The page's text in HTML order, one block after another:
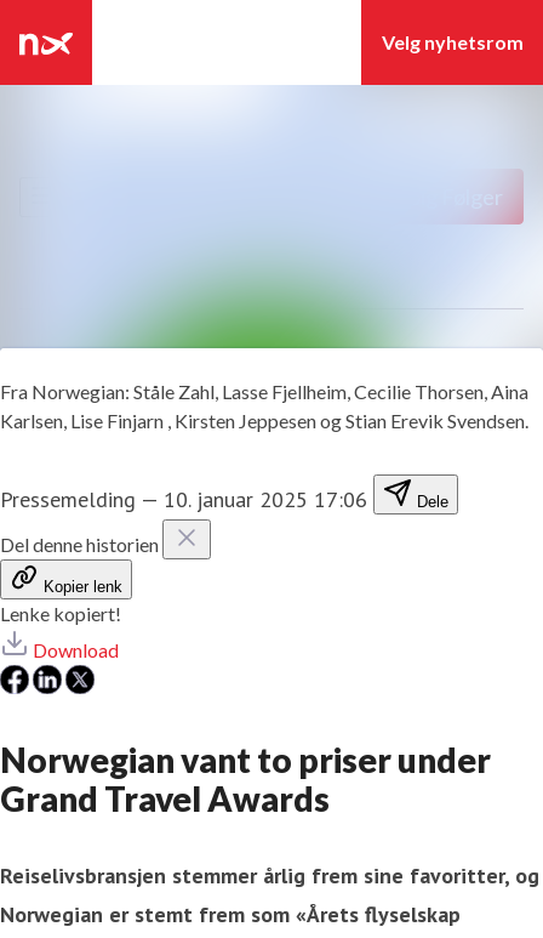
Følger
Fra Norwegian: Ståle Zahl, Lasse Fjellheim, Cecilie Thorsen, Aina
Karlsen, Lise Finjarn , Kirsten Jeppesen og Stian Erevik Svendsen.
Pressemelding — 10. januar 2025 17:06 Dele
Del denne historien
Kopier lenk
Lenke kopiert!
Download
Norwegian vant to priser under
Grand Travel Awards
Reiselivsbransjen stemmer årlig frem sine favoritter, og
Norwegian er stemt frem som «Årets flyselskap